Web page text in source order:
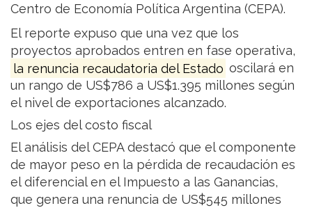
Centro de Economía Política Argentina (CEPA).
El reporte expuso que una vez que los
proyectos aprobados entren en fase operativa,
la renuncia recaudatoria del Estado oscilará en
un rango de US$786 a US$1.395 millones según
el nivel de exportaciones alcanzado.
Los ejes del costo fiscal
El análisis del CEPA destacó que el componente
de mayor peso en la pérdida de recaudación es
el diferencial en el Impuesto a las Ganancias,
que genera una renuncia de US$545 millones